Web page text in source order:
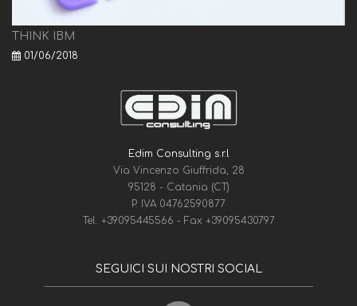
THINK IBM
01/06/2018
Edim Consulting s.r.l
Via Vincenzo Giuffrida, 28
95128 - Catania (CT)
P. IVA 04762590877
Tel. +39095445566 - Fax +39095430797
SEGUICI SUI NOSTRI SOCIAL